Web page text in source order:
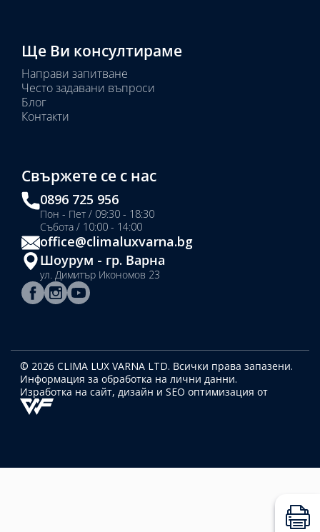
Ще Ви консултираме
Направи запитване
Често задавани въпроси
Блог
Контакти
Свържете се с нас
0896 725 956
Пон - Пет / 09:30 - 18:30
Събота / 10:00 - 14:00
office@climaluxvarna.bg
Шоурум - гр. Варна
ул. Димитър Икономов 23
© 2026 CLIMA LUX VARNA LTD. Всички права запазени.
Информация за обработка на лични данни.
Изработка на сайт, дизайн и SEO оптимизация от